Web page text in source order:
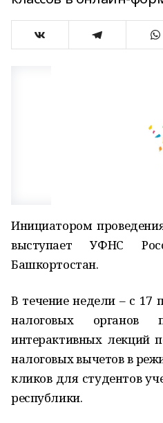
Инициатором
выступает УФНС
Башкортостан.
В течение недели – с 17
налоговых органов
интерактивных лекций
налоговых вычетов в
кликов для студентов
республики.